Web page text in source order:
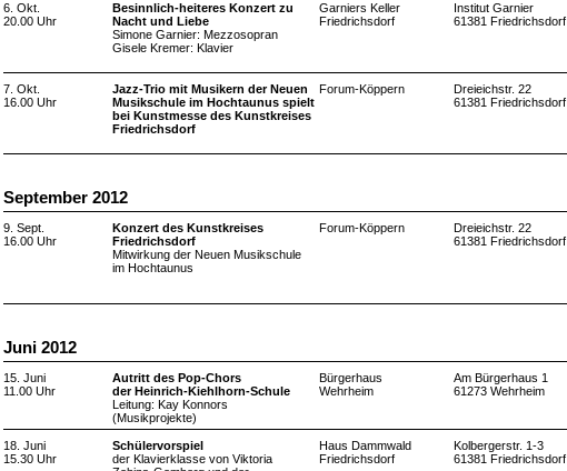
6. Okt.
20.00 Uhr
Besinnlich-heiteres Konzert zu
Nacht und Liebe
Simone Garnier: Mezzosopran
Gisele Kremer: Klavier
Garniers Keller
Friedrichsdorf
Institut Garnier
61381 Friedrichsdorf
7. Okt.
16.00 Uhr
Jazz-Trio mit Musikern der Neuen
Musikschule im Hochtaunus spielt
bei Kunstmesse des Kunstkreises
Friedrichsdorf
Forum-Köppern
Dreieichstr. 22
61381 Friedrichsdorf
September 2012
9. Sept.
16.00 Uhr
Konzert des Kunstkreises
Friedrichsdorf
Mitwirkung der Neuen Musikschule
im Hochtaunus
Forum-Köppern
Dreieichstr. 22
61381 Friedrichsdorf
Juni 2012
15. Juni
11.00 Uhr
Autritt des Pop-Chors
der Heinrich-Kiehlhorn-Schule
Leitung: Kay Konnors
(Musikprojekte)
Bürgerhaus
Wehrheim
Am Bürgerhaus 1
61273 Wehrheim
18. Juni
15.30 Uhr
Schülervorspiel
der Klavierklasse von Viktoria
Haus Dammwald
Friedrichsdorf
Kolbergerstr. 1-3
61381 Friedrichsdorf